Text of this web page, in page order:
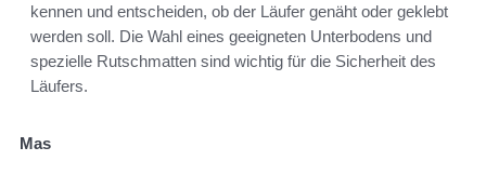
kennen und entscheiden, ob der Läufer genäht oder geklebt
werden soll. Die Wahl eines geeigneten Unterbodens und
spezielle Rutschmatten sind wichtig für die Sicherheit des
Läufers.
Mas